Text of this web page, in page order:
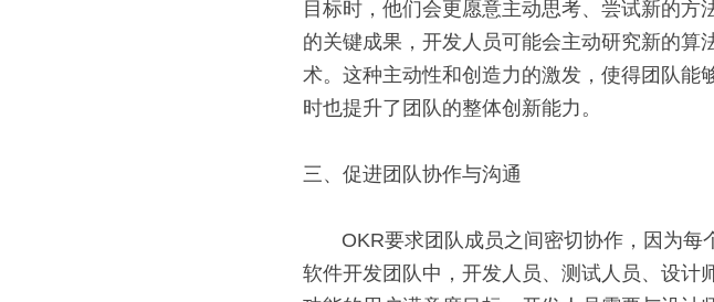
目标时，他们会更愿意主动思考、尝试新的
的关键成果，开发人员可能会主动研究新的
术。这种主动性和创造力的激发，使得团队能
时也提升了团队的整体创新能力。
三、促进团队协作与沟通
软件开发团队中，开发人员、测试人员、设计